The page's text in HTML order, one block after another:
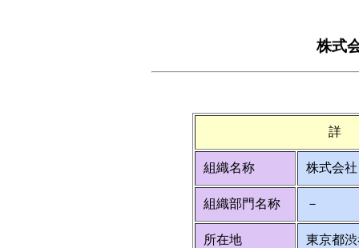
株式
詳
組織名称 株式会
組織部門名称 －
所在地 東京都